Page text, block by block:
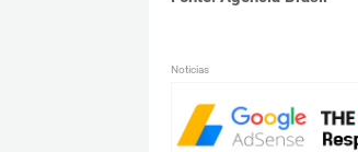
Noticias